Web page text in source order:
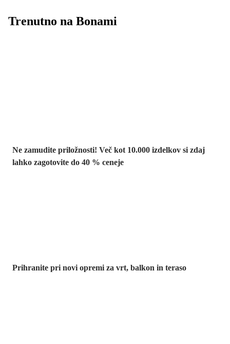
Trenutno na Bonami
Ne zamudite priložnosti! Več kot 10.000 izdelkov si zdaj
lahko zagotovite do 40 % ceneje
Prihranite pri novi opremi za vrt, balkon in teraso